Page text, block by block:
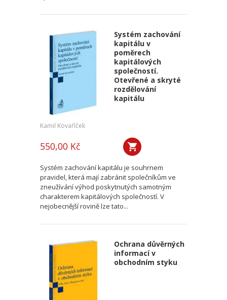
Systém zachování
kapitálu v
poměrech
kapitálových
společností.
Otevřené a skryté
rozdělování
kapitálu
Kamil Kovaříček
550,00 Kč
Systém zachování kapitálu je souhrnem
pravidel, která mají zabránit společníkům ve
zneužívání výhod poskytnutých samotným
charakterem kapitálových společností. V
nejobecnější rovině lze tato...
Ochrana důvěrných
informací v
obchodním styku